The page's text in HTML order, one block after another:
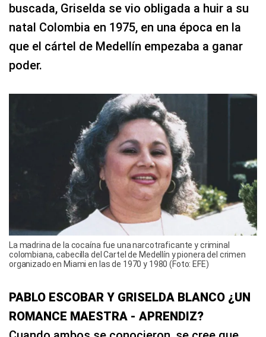
buscada, Griselda se vio obligada a huir a su
natal Colombia en 1975, en una época en la
que el cártel de Medellín empezaba a ganar
poder.
La madrina de la cocaína fue una narcotraficante y criminal
colombiana, cabecilla del Cartel de Medellín y pionera del crimen
organizado en Miami en las de 1970 y 1980 (Foto: EFE)
PABLO ESCOBAR Y GRISELDA BLANCO ¿UN
ROMANCE MAESTRA - APRENDIZ?